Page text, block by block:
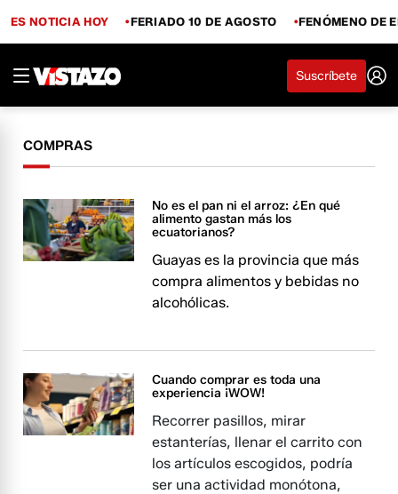
ES NOTICIA HOY FERIADO 10 DE AGOSTO FENÓMENO DE
Suscríbete
COMPRAS
No es el pan ni el arroz: ¿En qué
alimento gastan más los
ecuatorianos?
Guayas es la provincia que más
compra alimentos y bebidas no
alcohólicas.
Cuando comprar es toda una
experiencia ¡WOW!
Recorrer pasillos, mirar
estanterías, llenar el carrito con
los artículos escogidos, podría
ser una actividad monótona,